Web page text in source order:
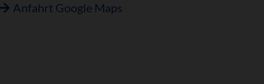
Anfahrt Google Maps